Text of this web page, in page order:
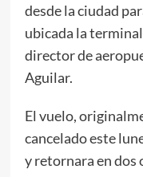
desde la ciudad
ubicada la
director de
Aguilar.
El vuelo,
cancelado este
y retornara en dos